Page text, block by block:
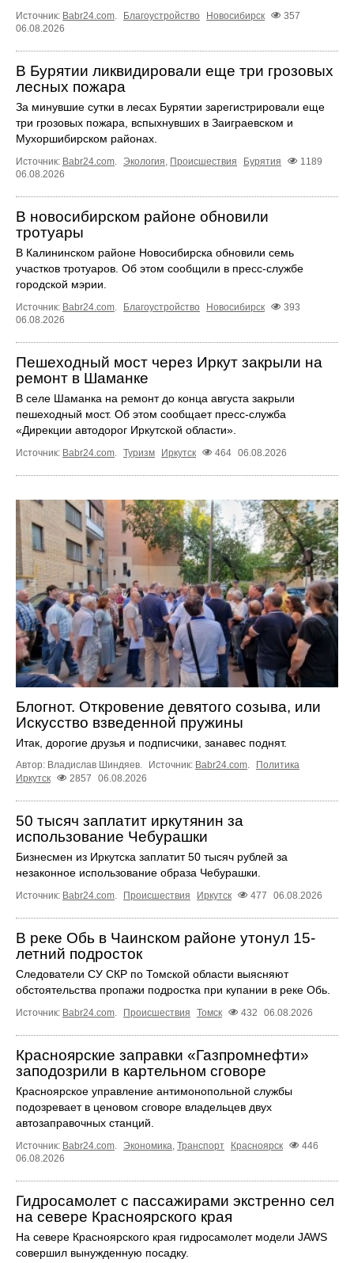
Источник: Babr24.com Благоустройство Новосибирск
357
06.08.2026
В Бурятии ликвидировали еще три грозовых
лесных пожара
За минувшие сутки в лесах Бурятии зарегистрировали еще
три грозовых пожара, вспыхнувших в Заиграевском и
Мухоршибирском районах.
Источник: Babr24.com Экология Происшествия Бурятия
1189
06.08.2026
В новосибирском районе обновили
тротуары
В Калининском районе Новосибирска обновили семь
участков тротуаров. Об этом сообщили в пресс-службе
городской мэрии.
Источник: Babr24.com. Благоустройство Новосибирск
393
06.08.2026
Пешеходный мост через Иркут закрыли на
ремонт в Шаманке
В селе Шаманка на ремонт до конца августа закрыли
пешеходный мост. Об этом сообщает пресс‑служба
«Дирекции автодорог Иркутской области».
Источник: Babr24.com. Туризм Иркутск 464 06.08.2026
Блогнот. Откровение девятого созыва, или
Искусство взведенной пружины
Итак, дорогие друзья и подписчики, занавес поднят.
Автор: Владислав Шиндяев. Источник: Babr24.com
Политика
Иркутск
2857 06.08.2026
50 тысяч заплатит иркутянин за
использование Чебурашки
Бизнесмен из Иркутска заплатит 50 тысяч рублей за
незаконное использование образа Чебурашки.
Источник: Babr24.com. Происшествия Иркутск 477 06.08.2026
В реке Обь в Чаинском районе утонул 15-
летний подросток
Следователи СУ СКР по Томской области выясняют
обстоятельства пропажи подростка при купании в реке Обь.
Источник: Babr24.com. Происшествия Томск 432 06.08.2026
Красноярские заправки «Газпромнефти»
заподозрили в картельном сговоре
Красноярское управление антимонопольной службы
подозревает в ценовом сговоре владельцев двух
автозаправочных станций.
Источник: Babr24.com. Экономика, Транспорт Красноярск
446
06.08.2026
Гидросамолет с пассажирами экстренно сел
на севере Красноярского края
На севере Красноярского края гидросамолет модели JAWS
совершил вынужденную посадку.